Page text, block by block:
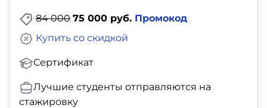
84 000 75 000 руб. Промокод
Сертификат
Купить со скидкой
Лучшие студенты отправляются на
стажировку